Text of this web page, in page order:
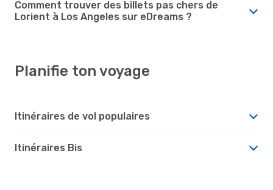
Comment trouver des billets pas chers de
Lorient à Los Angeles sur eDreams ?
Planifie ton voyage
Itinéraires de vol populaires
Itinéraires Bis